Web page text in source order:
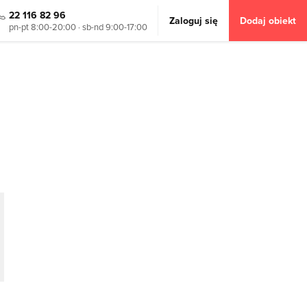
22 116 82 96
pn-pt 8:00-20:00 · sb-nd 9:00-17:00 Zaloguj się Dodaj obiekt